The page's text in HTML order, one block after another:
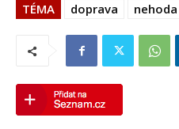
TÉMA doprava nehoda